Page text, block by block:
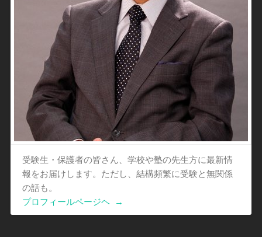
受験生・保護者の皆さん、学校や塾の先生方に最新情
報をお届けします。ただし、結構頻繁に受験と無関係
の話も。
プロフィールページヘ
→